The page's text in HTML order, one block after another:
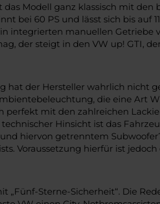
Modell ganz klassisch mit
bei 60 PS und lässt sich bis auf
integrierten manuellen
der steigt in den VW up! GTI,
hat der Hersteller wahrlich
die eine Art
perfekt mit den zahlreichen
Hinsicht ist das
hiervon getrenntem
Voraussetzung hierfür ist
Sterne-Sicherheit“. Die